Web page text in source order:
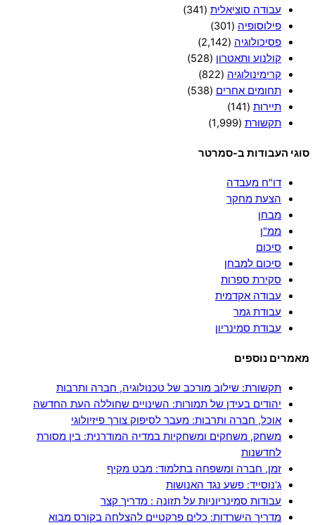
עבודה סוציאלית (341)
פילוסופיה (301)
פסיכולוגיה (2,142)
קולנוע ותאטרון (528)
קרימינולוגיה (822)
תחומים אחרים (538)
תיירות (141)
תקשורת (1,999)
סוגי העבודות ב-סמרטר
דו"ח מעבדה
הצעת מחקר
מבחן
ממ"ן
סיכום
סיכום למבחן
סקירת ספרות
עבודה אקדמית
עבודת גמר
עבודת סמינריון
מאמרים נוספים
תקשורת: שילוב מורכב של טכנולוגיה, חברה ותרבות
יהודים בעידן של תמורות: השינויים שחוללה העת החדשה
אוכל, חברה ותרבות: מעבר לסיפוק צורך פיזיולוגי
משחק, משחקים ומשחקיות במדיה המודרנית: בין מסורת
לחדשנות
זמן, חברה ומשפחה בתלמוד: מבט מקיף
ג'נוסייד: פשע נגד האנושות
עבודות סמינריוניות על תזונה : מדריך קצר
מדריך הישרדות: כלים פרקטיים להצלחה בקורס מבוא